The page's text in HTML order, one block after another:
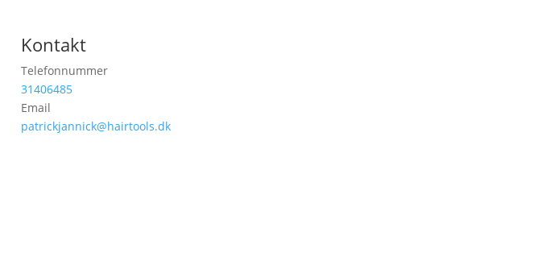
Kontakt
Telefonnummer
31406485
Email
patrickjannick@hairtools.dk